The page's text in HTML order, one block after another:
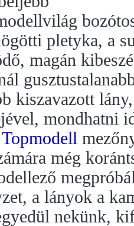
pletyka, a
magán
kiszavazott
mondhatni
Topmodell
még
a lányok a
nekünk,